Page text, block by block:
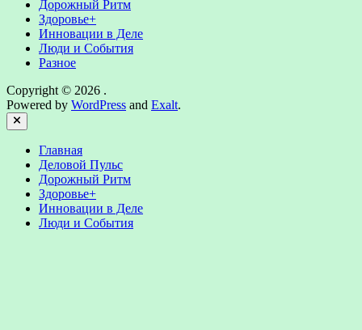
Дорожный Ритм
Здоровье+
Инновации в Деле
Люди и События
Разное
Copyright © 2026 .
Powered by WordPress and Exalt.
Close
Главная
Деловой Пульс
Дорожный Ритм
Здоровье+
Инновации в Деле
Люди и События